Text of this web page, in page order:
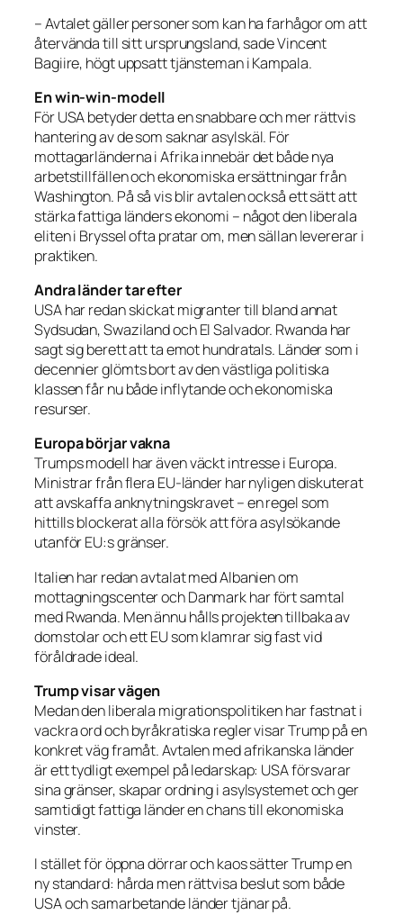
– Avtalet gäller personer som kan ha farhågor om att
återvända till sitt ursprungsland, sade Vincent
Bagiire, högt uppsatt tjänsteman i Kampala.
En win-win-modell
För USA betyder detta en snabbare och mer rättvis
hantering av de som saknar asylskäl. För
mottagarländerna i Afrika innebär det både nya
arbetstillfällen och ekonomiska ersättningar från
Washington. På så vis blir avtalen också ett sätt att
stärka fattiga länders ekonomi – något den liberala
eliten i Bryssel ofta pratar om, men sällan levererar i
praktiken.
Andra länder tar efter
USA har redan skickat migranter till bland annat
Sydsudan, Swaziland och El Salvador. Rwanda har
sagt sig berett att ta emot hundratals. Länder som i
decennier glömts bort av den västliga politiska
klassen får nu både inflytande och ekonomiska
resurser.
Europa börjar vakna
Trumps modell har även väckt intresse i Europa.
Ministrar från flera EU-länder har nyligen diskuterat
att avskaffa anknytningskravet – en regel som
hittills blockerat alla försök att föra asylsökande
utanför EU:s gränser.
Italien har redan avtalat med Albanien om
mottagningscenter och Danmark har fört samtal
med Rwanda. Men ännu hålls projekten tillbaka av
domstolar och ett EU som klamrar sig fast vid
föråldrade ideal.
Trump visar vägen
Medan den liberala migrationspolitiken har fastnat i
vackra ord och byråkratiska regler visar Trump på en
konkret väg framåt. Avtalen med afrikanska länder
är ett tydligt exempel på ledarskap: USA försvarar
sina gränser, skapar ordning i asylsystemet och ger
samtidigt fattiga länder en chans till ekonomiska
vinster.
I stället för öppna dörrar och kaos sätter Trump en
ny standard: hårda men rättvisa beslut som både
USA och samarbetande länder tjänar på.